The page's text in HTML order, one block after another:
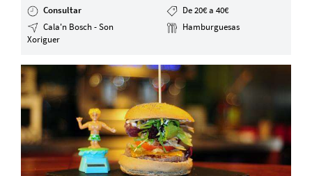
Consultar
De 20€ a 40€
Cala'n Bosch - Son
Xoriguer
Hamburguesas